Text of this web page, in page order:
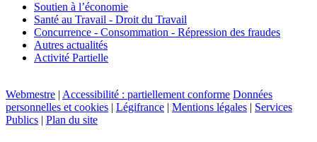
Soutien à l’économie
Santé au Travail - Droit du Travail
Concurrence - Consommation - Répression des fraudes
Autres actualités
Activité Partielle
Webmestre | Accessibilité : partiellement conforme Données
personnelles et cookies | Légifrance | Mentions légales | Services
Publics | Plan du site